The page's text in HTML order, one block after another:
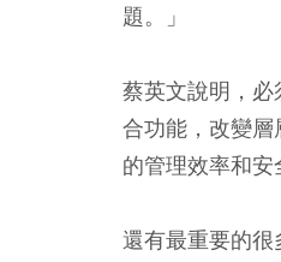
題。」
蔡英文說明，
合功能，改變
的管理效率和安
還有最重要的很